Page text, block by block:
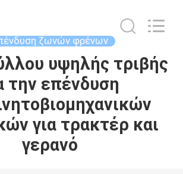
ζωνών φρένων
υψηλής τριβής
την επένδυση
για τρακτέρ και
γερανό